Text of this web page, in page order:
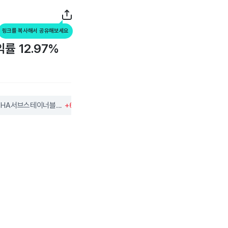
링크를 복사해서 공유해보세요
률 12.97%
HA서브스테이너블인프라스트럭처캐피탈 +6.38%